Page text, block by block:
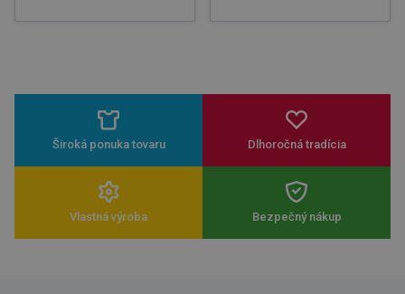
Široká ponuka tovaru Dlhoročná tradícia
Vlastná výroba Bezpečný nákup